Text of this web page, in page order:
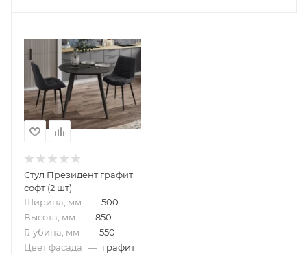
Стул Президент графит
софт (2 шт)
Ширина, мм — 500
Высота, мм — 850
Глубина, мм — 550
Цвет фасада — графит